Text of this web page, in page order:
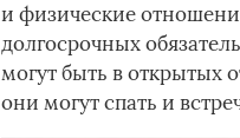
и физические
долгосрочных
могут быть в открытых
они могут спать и